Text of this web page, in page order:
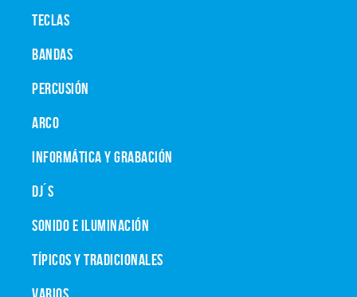
TECLAS
BANDAS
PERCUSIÓN
ARCO
INFORMÁTICA Y GRABACIÓN
DJ´S
SONIDO E ILUMINACIÓN
TÍPICOS Y TRADICIONALES